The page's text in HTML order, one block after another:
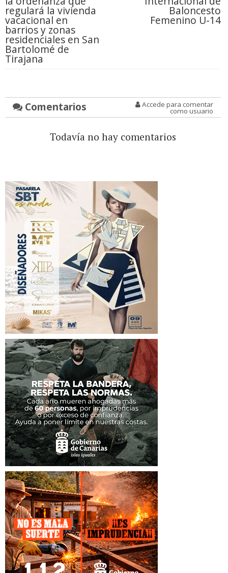
regulará la vivienda
vacacional en
barrios y zonas
residenciales en San
Bartolomé de
Tirajana
Baloncesto
Femenino U-14
Comentarios Accede para comentar
como usuario
Todavía no hay comentarios